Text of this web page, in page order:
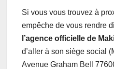
Si vous vous trouvez à
empêche de vous rendre
l’agence officielle de
d’aller à son siège social
Avenue Graham Bell